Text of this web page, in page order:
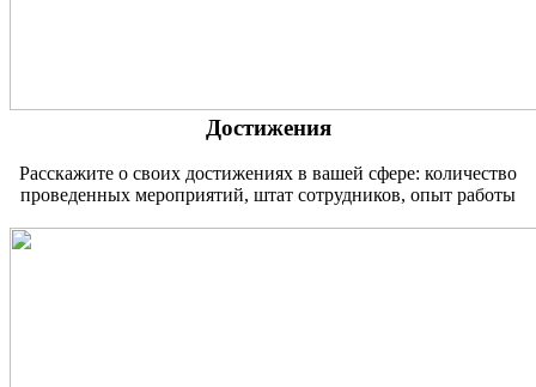
Достижения
Расскажите о своих достижениях в вашей сфере: количество
проведенных мероприятий, штат сотрудников, опыт работы